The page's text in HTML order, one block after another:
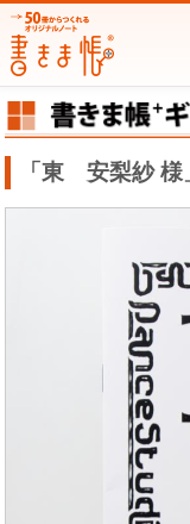
「東 安梨紗 様